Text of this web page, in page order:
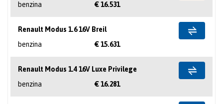
benzina
€ 16.531
Renault Modus 1.6 16V Breil
benzina
€ 15.631
Renault Modus 1.4 16V Luxe Privilege
benzina
€ 16.281